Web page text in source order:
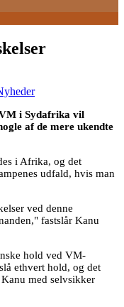
i Sydafrika vil
af de mere ukendte
i Afrika, og det
udfald, hvis man
ved denne
fastslår Kanu
hold ved VM-
ethvert hold, og det
med selvsikker